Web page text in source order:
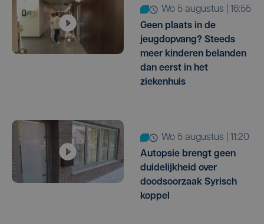
wo 5 augustus | 16:55
Geen plaats in de
jeugdopvang? Steeds
meer kinderen belanden
dan eerst in het
ziekenhuis
wo 5 augustus | 11:20
Autopsie brengt geen
duidelijkheid over
doodsoorzaak Syrisch
koppel